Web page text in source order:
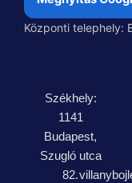
Központi telephely:
Székhely:
1141
Budapest,
Szugló utca
82.